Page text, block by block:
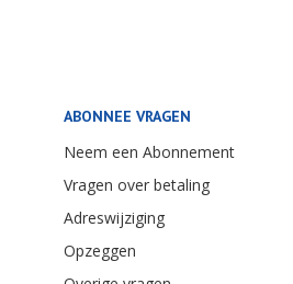
ABONNEE VRAGEN
Neem een Abonnement
Vragen over betaling
Adreswijziging
Opzeggen